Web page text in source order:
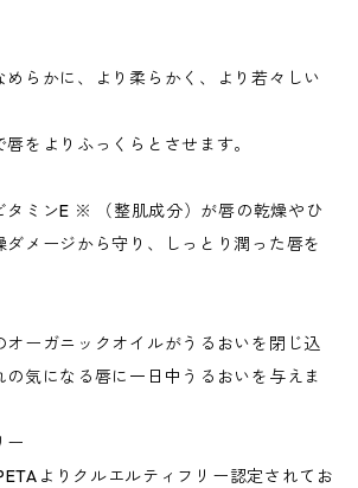
めらかに、より柔らかく、より若々しい
をよりふっくらとさせます。
タミンE ※ （整肌成分）が唇の乾燥やひ
ダメージから守り、しっとり潤った唇を
オーガニックオイルがうるおいを閉じ込
の気になる唇に一日中うるおいを与えま
ー
よりクルエルティフリー認定されてお